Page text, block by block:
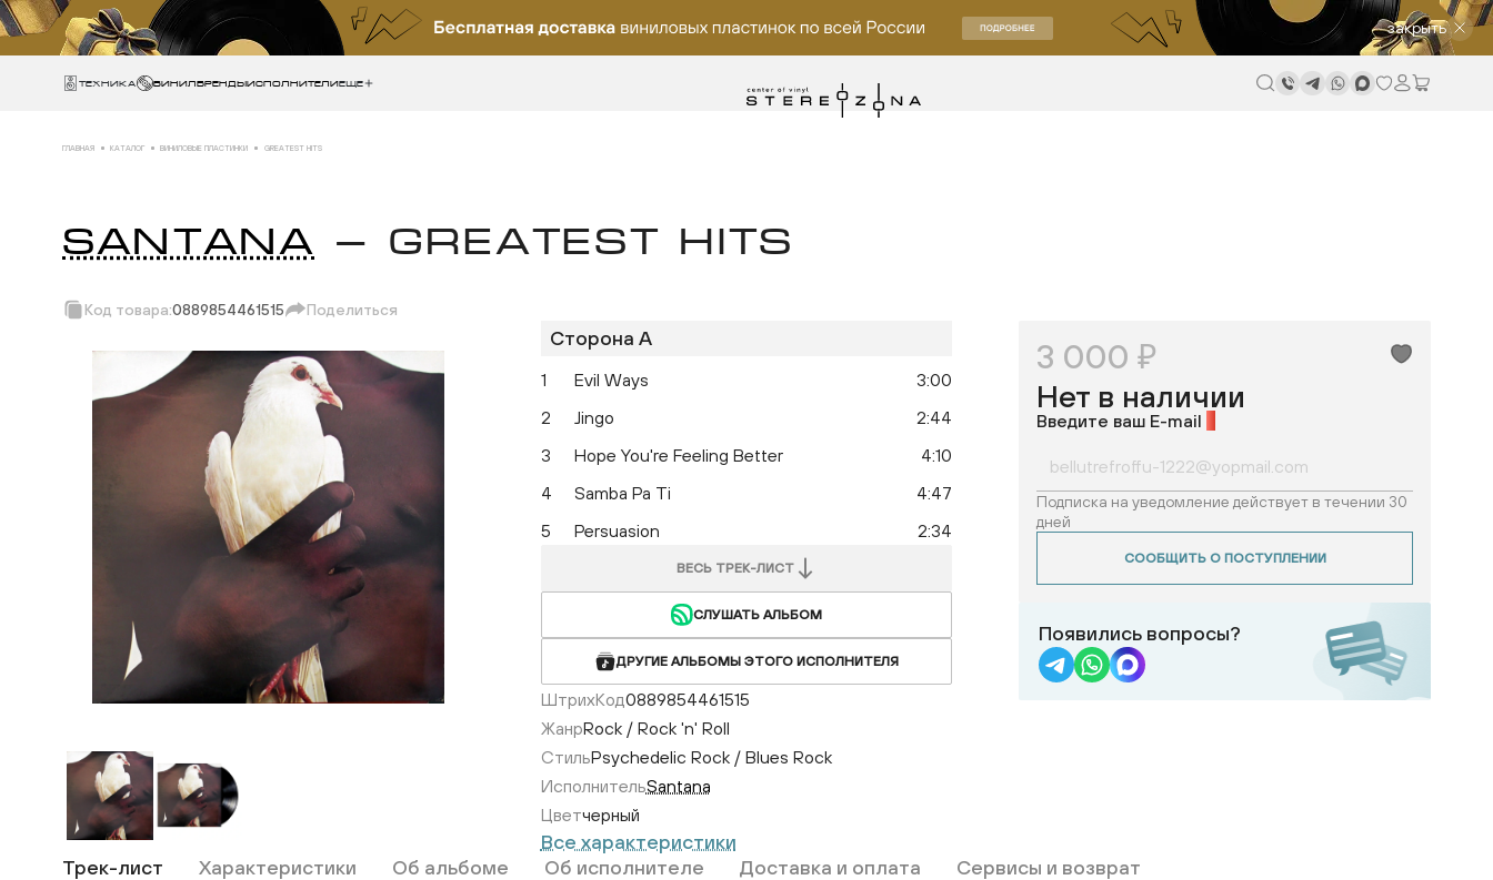
закрыть
Техника ВИНИЛБРЕНДЫИСПОЛНИТЕЛИЕще
ГЛАВНАЯ КАТАЛОГ ВИНИЛОВЫЕ ПЛАСТИНКИ GREATEST HITS
SANTANA — GREATEST HITS
Код товара:0889854461515 Поделиться
Скопировать ссылку
Вотсап
Телеграм
ВКонтакте
Одноклассники
Сторона A
1 Evil Ways
3:00
2
Jingo
2:44
3
Hope You're Feeling Better
4:10
4
Samba Pa Ti
4:47
5
Persuasion 2:34
ВЕСЬ ТРЕК-ЛИСТ
СЛУШАТЬ АЛЬБОМ
ДРУГИЕ АЛЬБОМЫ ЭТОГО ИСПОЛНИТЕЛЯ
ШтрихКод0889854461515
ЖанрRock / Rock 'n' Roll
СтильPsychedelic Rock / Blues Rock
ИсполнительSantana
Цветчерный
Все характеристики
3 000 ₽
Нет в наличии
Введите ваш E-mail
Подписка на уведомление действует в течении 30
дней
СООБЩИТЬ О ПОСТУПЛЕНИИ
Появились вопросы?
Трек-лист Характеристики Об альбоме Об исполнителе Доставка и оплата Сервисы и возврат